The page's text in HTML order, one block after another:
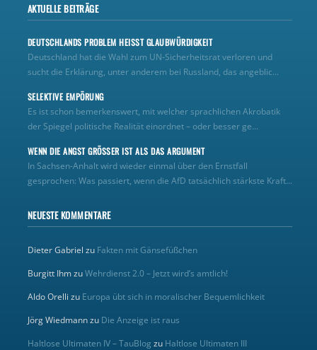
AKTUELLE BEITRÄGE
DEUTSCHLANDS PROBLEM HEISST GLAUBWÜRDIGKEIT
Deutschland hat die Wahl zum UN‑Sicherheitsrat verloren und
sucht die Erklärung, unter anderem bei Russland, das angeblic...
SELEKTIVE EMPÖRUNG
Es ist schon bemerkenswert, mit welcher sprachlichen Akrobatik
der Spiegel politische Realität einordnet – oder besser ge...
WENN DIE ANGST GRÖSSER IST ALS DAS ARGUMENT
In Sachsen-Anhalt wird wieder einmal über den Ernstfall
gesprochen: Was passiert, wenn die AfD tatsächlich stärkste Kraft...
NEUESTE KOMMENTARE
Dieter Gabriel zu Fakten mit Gänsefüßchen
Burgitt IhmzuWehrdienst 2.0 – Jetzt wird’s amtlich!
Aldo Orelli zu Europa übt sich in moralischer Bequemlichkeit
Jörg Wiedmannzu Die Anzeige ist raus
Haltlose Ultimaten IV – TauBlog zu Haltlose Ultimaten III